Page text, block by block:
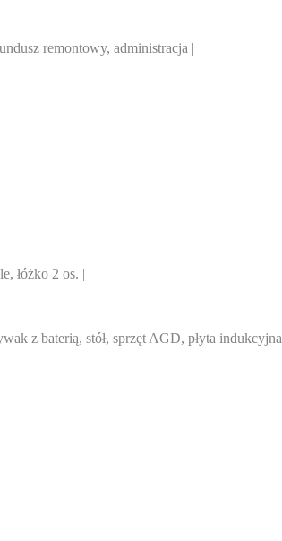
remontowy, administracja |
łóżko 2 os. |
z baterią, stół, sprzęt AGD, płyta